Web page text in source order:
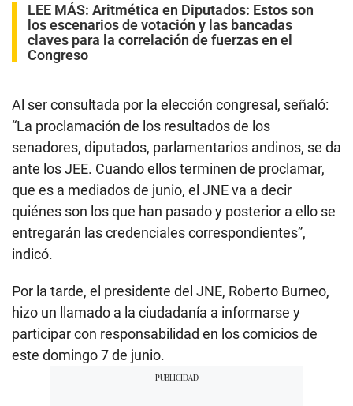
LEE MÁS: Aritmética en Diputados: Estos son
los escenarios de votación y las bancadas
claves para la correlación de fuerzas en el
Congreso
Al ser consultada por la elección congresal, señaló:
“La proclamación de los resultados de los
senadores, diputados, parlamentarios andinos, se da
ante los JEE. Cuando ellos terminen de proclamar,
que es a mediados de junio, el JNE va a decir
quiénes son los que han pasado y posterior a ello se
entregarán las credenciales correspondientes”,
indicó.
Por la tarde, el presidente del JNE, Roberto Burneo,
hizo un llamado a la ciudadanía a informarse y
participar con responsabilidad en los comicios de
este domingo 7 de junio.